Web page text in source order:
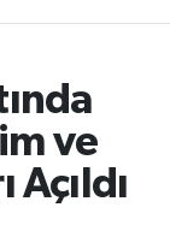
ve
Açıldı